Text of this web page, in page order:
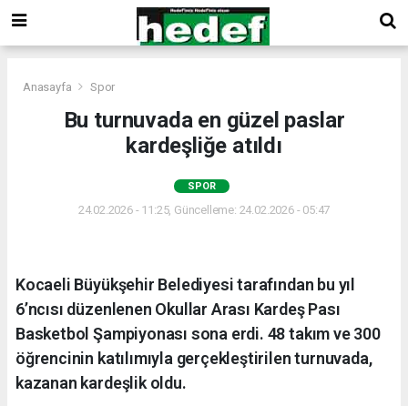
Anasayfa Spor
Bu turnuvada en güzel paslar
kardeşliğe atıldı
SPOR
24.02.2026 - 11:25, Güncelleme: 24.02.2026 - 05:47
Kocaeli Büyükşehir Belediyesi tarafından bu yıl
6’ncısı düzenlenen Okullar Arası Kardeş Pası
Basketbol Şampiyonası sona erdi. 48 takım ve 300
öğrencinin katılımıyla gerçekleştirilen turnuvada,
kazanan kardeşlik oldu.